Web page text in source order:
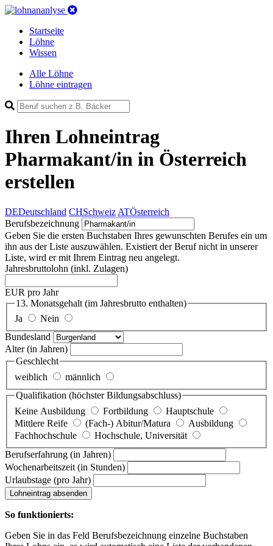
Startseite
Löhne
Wissen
Alle Löhne
Löhne eintragen
Ihren Lohneintrag
Pharmakant/in in Österreich
erstellen
DEDeutschland CHSchweiz ATÖsterreich
Berufsbezeichnung
Geben Sie die ersten Buchstaben Ihres gewunschten Berufes ein um
ihn aus der Liste auszuwählen. Existiert der Beruf nicht in unserer
Liste, wird er mit Ihrem Eintrag neu angelegt.
Jahresbruttolohn (inkl. Zulagen)
EUR pro Jahr
13. Monatsgehalt (im Jahresbrutto enthalten)
Ja
Nein
Bundesland
Alter(in Jahren)
Geschlecht
weiblich
männlich
Qualifikation (höchster Bildungsabschluss)
Keine Ausbildung
Fortbildung
Hauptschule
Mittlere Reife
(Fach-) Abitur/Matura
Ausbildung
Fachhochschule
Hochschule, Universität
Berufserfahrung (in Jahren)
Wochenarbeitszeit (in Stunden)
Urlaubstage (pro Jahr)
Lohneintrag absenden
So funktionierts:
Geben Sie in das Feld Berufsbezeichnung einzelne Buchstaben